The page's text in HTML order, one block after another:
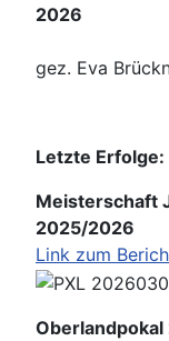
2026
gez. Eva
Letzte Erfolge:
Meisterschaft
2025/2026
Link zum
Oberlandpokal